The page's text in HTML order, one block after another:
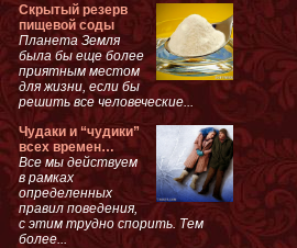
Скрытый резерв
пищевой соды
Планета Земля
была бы еще более
приятным местом
для жизни, если бы
решить все человеческие...
Чудаки и “чудики”
всех времен…
Все мы действуем
в рамках
определенных
правил поведения,
с этим трудно спорить. Тем
более...